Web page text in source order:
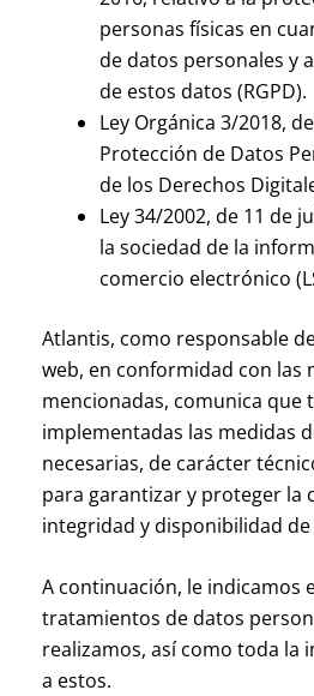
personas físicas en
de datos personales y
de estos datos (RGPD).
Ley Orgánica 3/2018,
Protección de Datos
de los Derechos
Ley 34/2002, de 11 de
la sociedad de la
comercio electrónico
Atlantis, como responsable
web, en conformidad con las
mencionadas, comunica que
implementadas las medidas
necesarias, de carácter
para garantizar y proteger la
integridad y disponibilidad
A continuación, le indicamos
tratamientos de datos
realizamos, así como toda la
a estos.